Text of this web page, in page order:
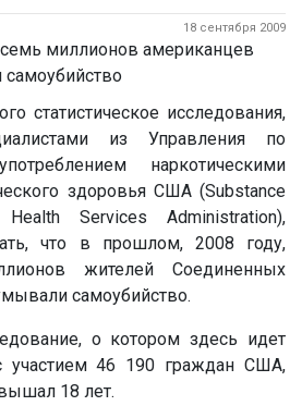
18 сентября 2009
статистическое исследования,
из Управления по
наркотическими
здоровья США (Substance
Services Administration),
что в прошлом, 2008 году,
жителей Соединенных
самоубийство.
о котором здесь идет
участием 46 190 граждан США,
18 лет.